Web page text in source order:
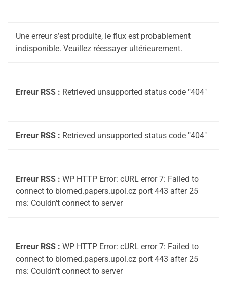
Une erreur s’est produite, le flux est probablement
indisponible. Veuillez réessayer ultérieurement.
Erreur RSS : Retrieved unsupported status code "404"
Erreur RSS : Retrieved unsupported status code "404"
Erreur RSS : WP HTTP Error: cURL error 7: Failed to
connect to biomed.papers.upol.cz port 443 after 25
ms: Couldn't connect to server
Erreur RSS : WP HTTP Error: cURL error 7: Failed to
connect to biomed.papers.upol.cz port 443 after 25
ms: Couldn't connect to server